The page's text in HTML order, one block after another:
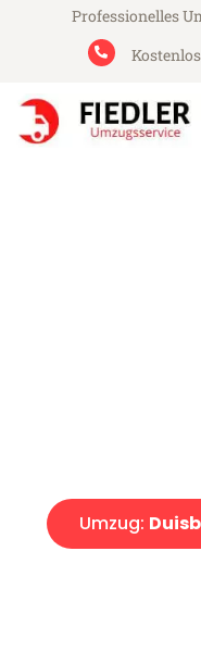
Professionelles
Umzug: